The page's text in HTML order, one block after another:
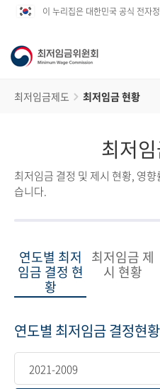
이 누리집은 대한민국 공식 전자
최저임금제도 최저임금 현황
최저
최저임금 결정 및 제시 현황, 영
습니다.
연도별 최저
임금 결정 현
황
최저임금 제
시 현황
연도별 최저임금 결정현황
2021-2009